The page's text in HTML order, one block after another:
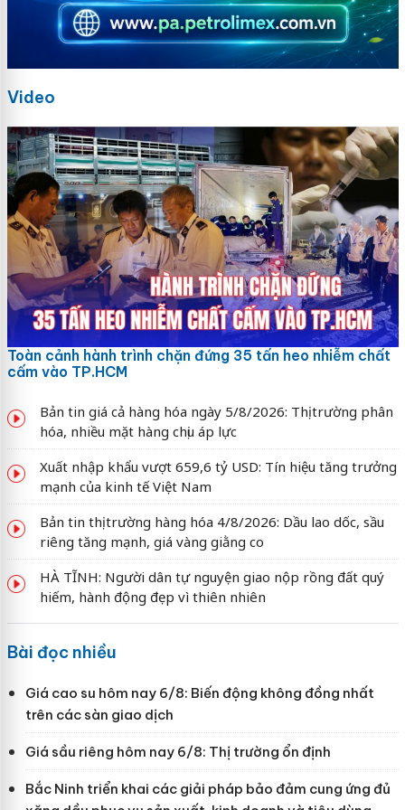
Video
Toàn cảnh hành trình chặn đứng 35 tấn heo nhiễm chất
cấm vào TP.HCM
Bản tin giá cả hàng hóa ngày 5/8/2026: Thị trường phân
hóa, nhiều mặt hàng chịu áp lực
Xuất nhập khẩu vượt 659,6 tỷ USD: Tín hiệu tăng trưởng
mạnh của kinh tế Việt Nam
Bản tin thị trường hàng hóa 4/8/2026: Dầu lao dốc, sầu
riêng tăng mạnh, giá vàng giằng co
HÀ TĨNH: Người dân tự nguyện giao nộp rồng đất quý
hiếm, hành động đẹp vì thiên nhiên
Bài đọc nhiều
Giá cao su hôm nay 6/8: Biến động không đồng nhất
trên các sàn giao dịch
Giá sầu riêng hôm nay 6/8: Thị trường ổn định
Bắc Ninh triển khai các giải pháp bảo đảm cung ứng đủ